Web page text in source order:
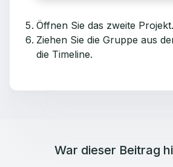
Öffnen Sie das zweite Projekt.
Ziehen Sie die Gruppe aus
die Timeline.
War dieser Beitrag